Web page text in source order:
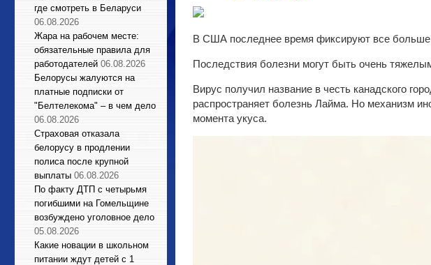
где смотреть в Беларуси
06.08.2026
Жара на рабочем месте:
обязательные правила для
работодателей 06.08.2026
Белорусы жалуются на
платные подписки от
"Белтелекома" – в чем дело
06.08.2026
Страховая отказала
белорусу в продлении
полиса после крупной
выплаты 06.08.2026
По факту ДТП с четырьмя
погибшими на Гомельщине
возбуждено уголовное дело
05.08.2026
Какие новации в школьном
питании ждут детей с 1
В США последнее время фиксируют все больше
Последствия болезни могут быть очень
Вирус получил название в честь канадского
распространяет болезнь Лайма. Но механизм
момента укуса.